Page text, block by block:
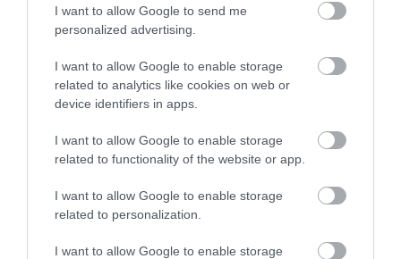
I want to allow Google to send me
personalized advertising.
I want to allow Google to enable storage
related to analytics like cookies on web or
device identifiers in apps.
I want to allow Google to enable storage
related to functionality of the website or app.
I want to allow Google to enable storage
related to personalization.
I want to allow Google to enable storage
Legfrissebb híreink
KÉT AUTÓ ÜTKÖZÖTT BOGÁCSON, A
MENTŐK IS A HELYSZÍNRE ÉRKE...
2026. augusztus 06